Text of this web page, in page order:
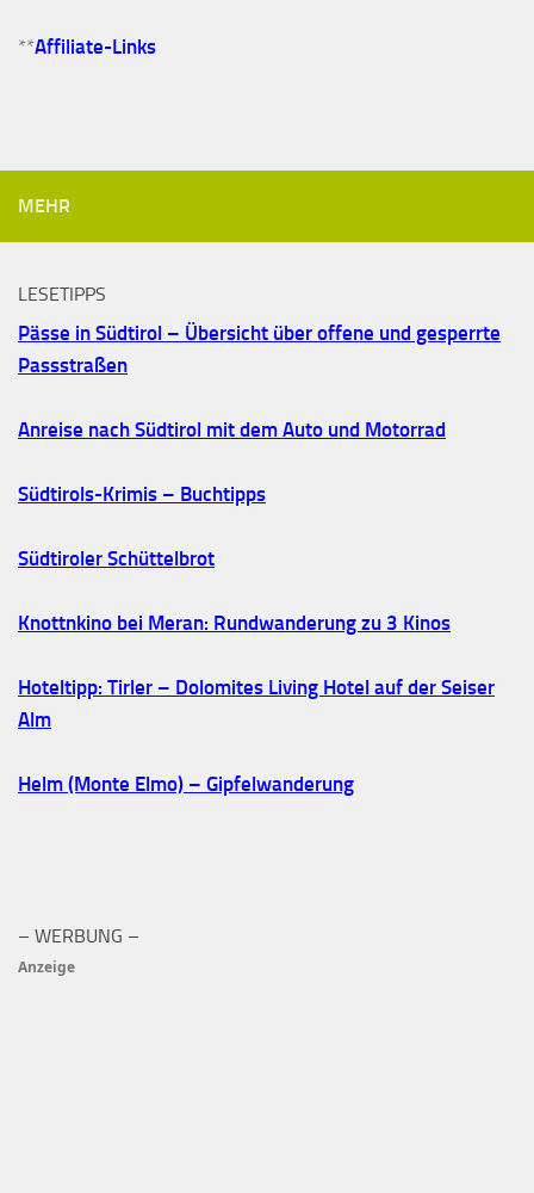
**Affiliate-Links
MEHR
LESETIPPS
Pässe in Südtirol – Übersicht über offene und gesperrte
Passstraßen
Anreise nach Südtirol mit dem Auto und Motorrad
Südtirols-Krimis – Buchtipps
Südtiroler Schüttelbrot
Knottnkino bei Meran: Rundwanderung zu 3 Kinos
Hoteltipp: Tirler – Dolomites Living Hotel auf der Seiser
Alm
Helm (Monte Elmo) – Gipfelwanderung
– WERBUNG –
Anzeige